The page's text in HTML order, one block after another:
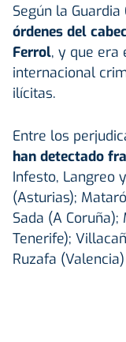
Según la Guardia
órdenes del
Ferrol, y que era
internacional
ilícitas.
Entre los
han detectado
Infesto, Langreo
(Asturias);
Sada (A
Tenerife);
Ruzafa